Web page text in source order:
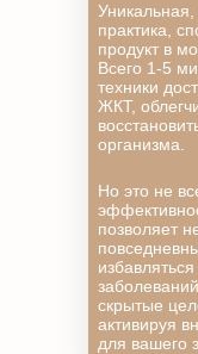
Но это не
позволяет
скрытые
активируя
для вашего
Уникальная,
практика,
продукт в
Всего 1-5
техники
ЖКТ,
организма.